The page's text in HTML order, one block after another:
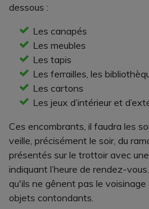
dessous :
Les canapés
Les meubles
Les tapis
Les ferrailles, les
Les cartons
Les jeux d’intérieur et
Ces encombrants, il faudra les
veille, précisément le soir, du
présentés sur le trottoir avec
indiquant l’heure de rendez-
qu'ils ne gênent pas le
objets contondants.